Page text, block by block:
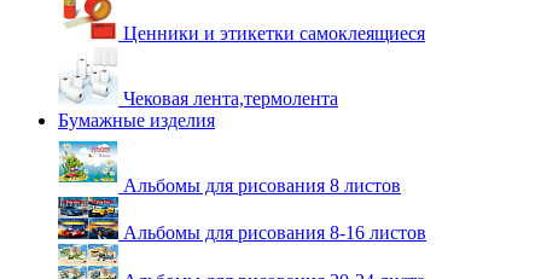
Ценники и этикетки самоклеящиеся
Чековая лента,термолента
Бумажные изделия
Альбомы для рисования 8 листов
Альбомы для рисования 8-16 листов